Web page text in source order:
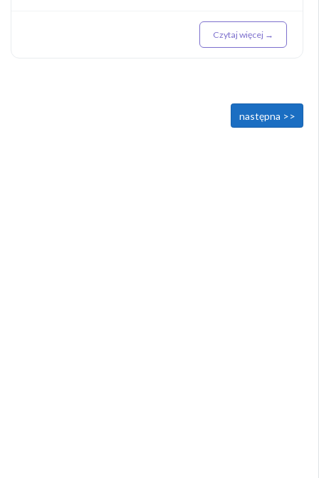
Czytaj więcej →
następna >>